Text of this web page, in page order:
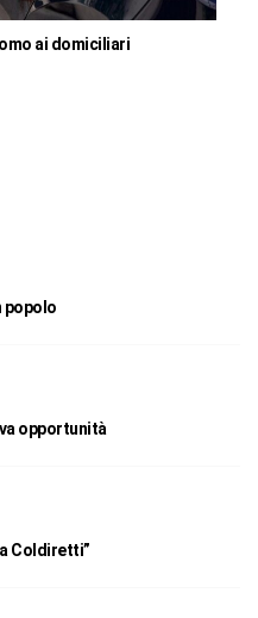
ai domiciliari
popolo
opportunità
Coldiretti”